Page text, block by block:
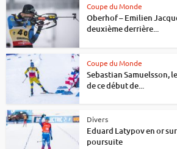
Coupe du Monde
Oberhof – Emilien
deuxième derrière...
Coupe du Monde
Sebastian Samuelsson,
de ce début de...
Divers
Eduard Latypov en or
poursuite